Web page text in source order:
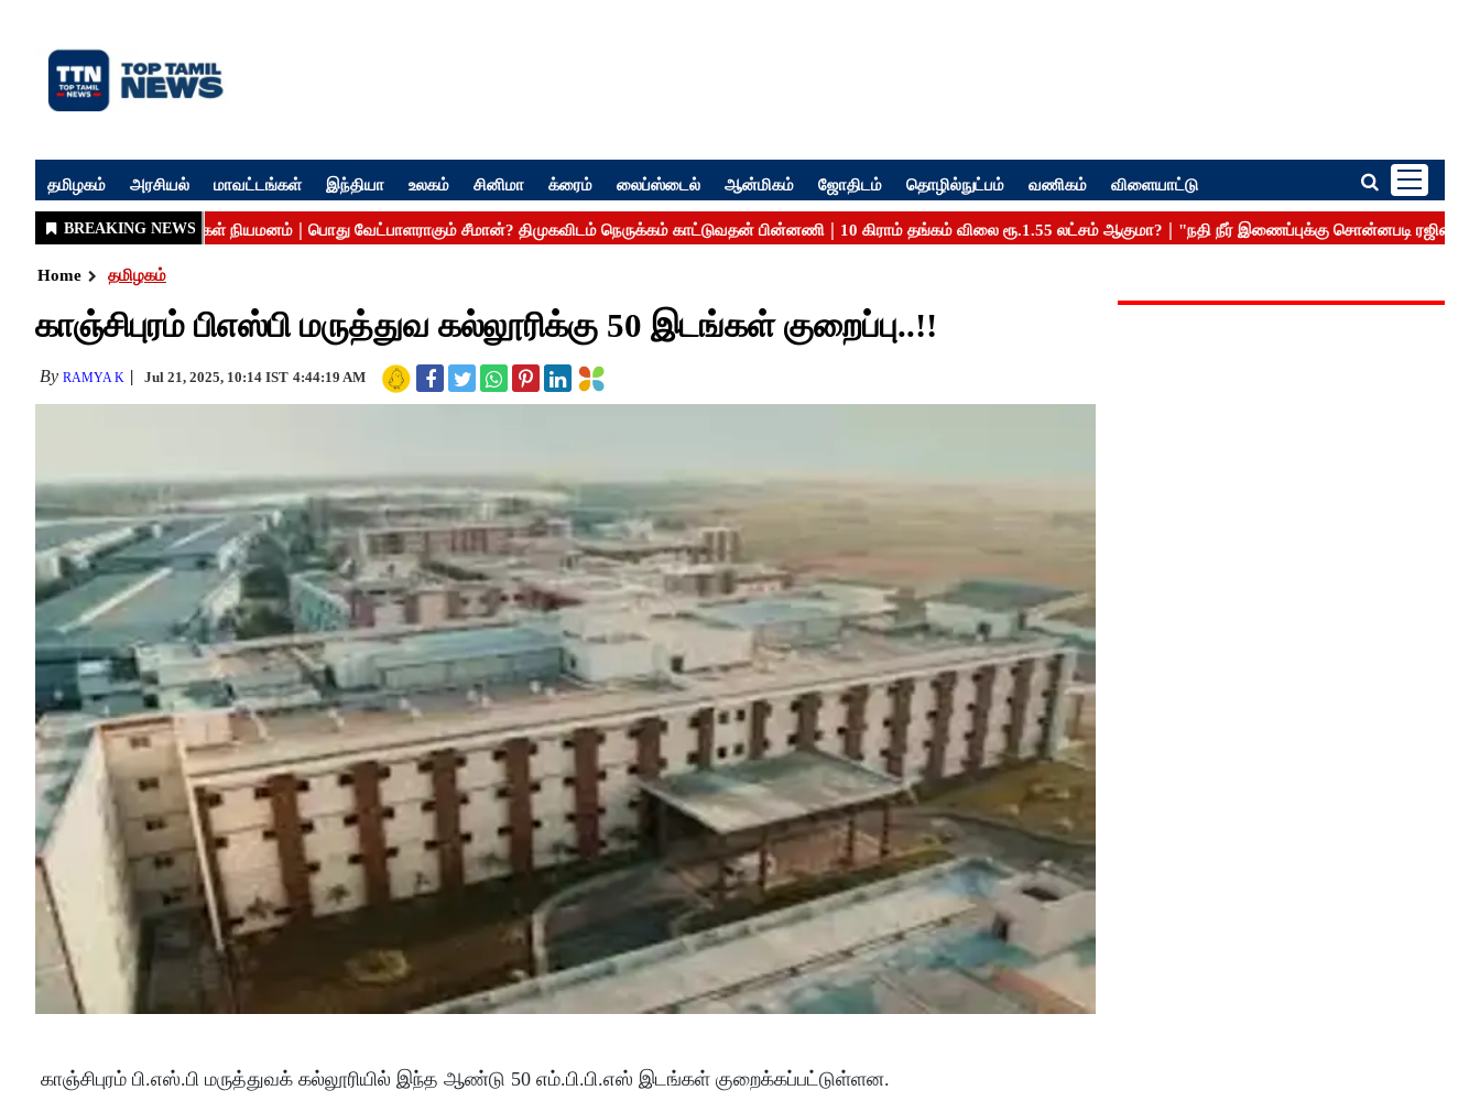
தமிழகம் அரசியல் மாவட்டங்கள் இந்தியா உலகம் சினிமா க்ரைம் லைப்ஸ்டைல் ஆன்மிகம் ஜோதிடம் தொழில்நுட்பம் வணிகம் விளையாட்டு
Home தமிழகம்
காஞ்சிபுரம் பிஎஸ்பி மருத்துவ கல்லூரிக்கு 50 இடங்கள் குறைப்பு..!!
By RAMYA K Jul 21, 2025, 10:14 IST 4:44:19 AM
காஞ்சிபுரம் பி.எஸ்.பி மருத்துவக் கல்லூரியில் இந்த ஆண்டு 50 எம்.பி.பி.எஸ் இடங்கள் குறைக்கப்பட்டுள்ளன.